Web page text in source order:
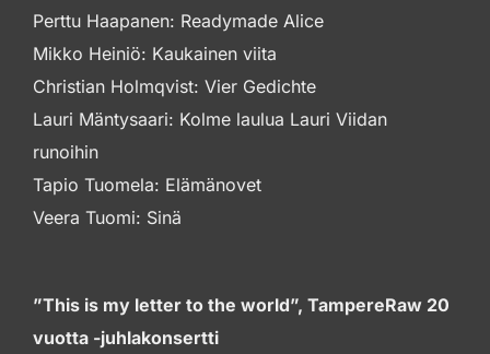
Perttu Haapanen: Readymade Alice
Mikko Heiniö: Kaukainen viita
Christian Holmqvist: Vier Gedichte
Lauri Mäntysaari: Kolme laulua Lauri Viidan
runoihin
Tapio Tuomela: Elämänovet
Veera Tuomi: Sinä
”This is my letter to the world”, TampereRaw 20
vuotta -juhlakonsertti